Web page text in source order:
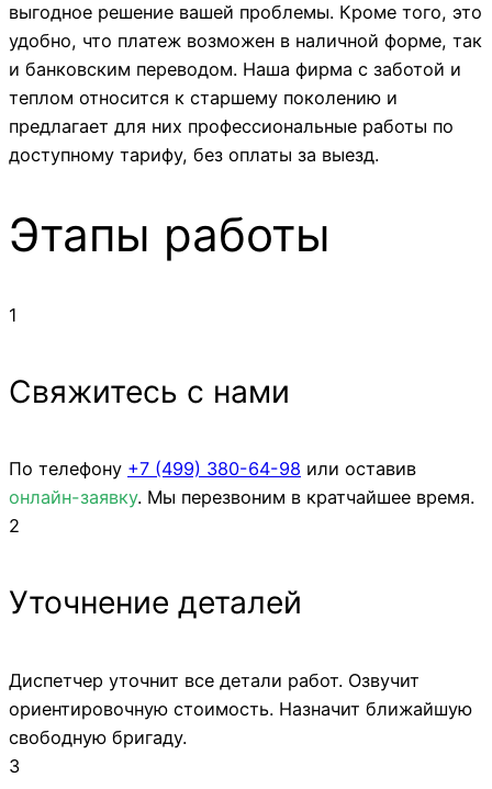
выгодное решение вашей проблемы. Кроме того, это
удобно, что платеж возможен в наличной форме, так
и банковским переводом. Наша фирма с заботой и
теплом относится к старшему поколению и
предлагает для них профессиональные работы по
доступному тарифу, без оплаты за выезд.
Этапы работы
1
Свяжитесь с нами
По телефону +7 (499) 380-64-98 или оставив
онлайн-заявку. Мы перезвоним в кратчайшее время.
2
Уточнение деталей
Диспетчер уточнит все детали работ. Озвучит
ориентировочную стоимость. Назначит ближайшую
свободную бригаду.
3